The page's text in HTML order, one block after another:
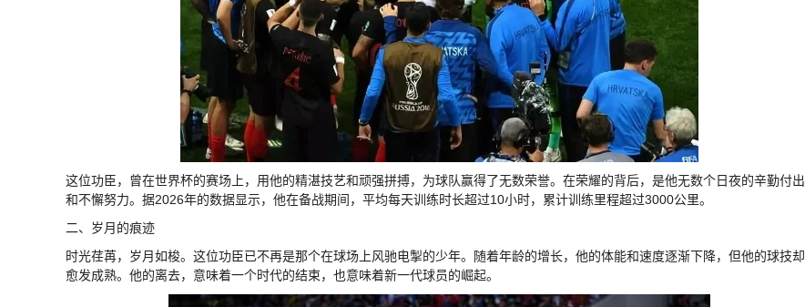
这位功臣，曾在世界杯的赛场上，用他的精湛技艺和顽强拼搏，为球队赢得了无数荣誉。在荣耀的背后，是他无数个日夜的辛勤付出
和不懈努力。据2026年的数据显示，他在备战期间，平均每天训练时长超过10小时，累计训练里程超过3000公里。
二、岁月的痕迹
时光荏苒，岁月如梭。这位功臣已不再是那个在球场上风驰电掣的少年。随着年龄的增长，他的体能和速度逐渐下降，但他的球技却
愈发成熟。他的离去，意味着一个时代的结束，也意味着新一代球员的崛起。